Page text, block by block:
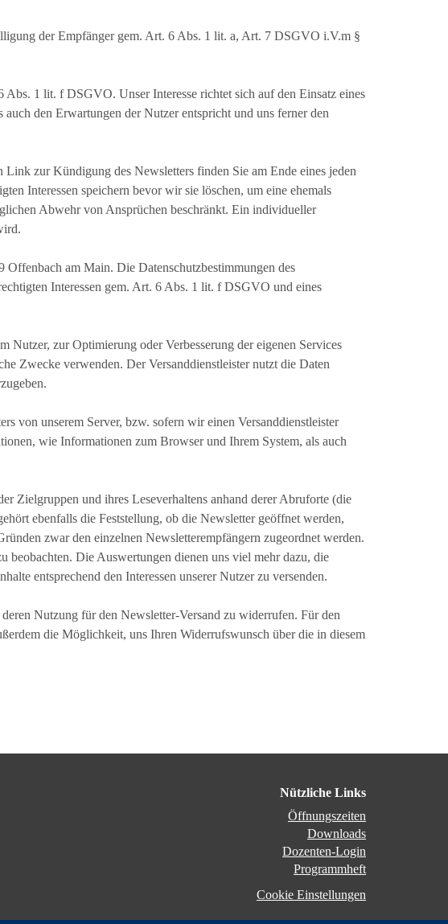
der Empfänger gem. Art. 6 Abs. 1 lit. a, Art. 7 DSGVO i.V.m §
1 lit. f DSGVO. Unser Interesse richtet sich auf den Einsatz eines
den Erwartungen der Nutzer entspricht und uns ferner den
zur Kündigung des Newsletters finden Sie am Ende eines jeden
Interessen speichern bevor wir sie löschen, um eine ehemals
Abwehr von Ansprüchen beschränkt. Ein individueller
Offenbach am Main. Die Datenschutzbestimmungen des
Interessen gem. Art. 6 Abs. 1 lit. f DSGVO und eines
Nutzer, zur Optimierung oder Verbesserung der eigenen Services
Zwecke verwenden. Der Versanddienstleister nutzt die Daten
von unserem Server, bzw. sofern wir einen Versanddienstleister
wie Informationen zum Browser und Ihrem System, als auch
Zielgruppen und ihres Leseverhaltens anhand derer Abruforte (die
ebenfalls die Feststellung, ob die Newsletter geöffnet werden,
zwar den einzelnen Newsletterempfängern zugeordnet werden.
beobachten. Die Auswertungen dienen uns viel mehr dazu, die
entsprechend den Interessen unserer Nutzer zu versenden.
Nutzung für den Newsletter-Versand zu widerrufen. Für den
die Möglichkeit, uns Ihren Widerrufswunsch über die in diesem
Nützliche Links
Öffnungszeiten
Downloads
Dozenten-Login
Programmheft
Cookie Einstellungen